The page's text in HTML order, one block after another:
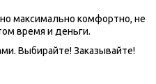
максимально комфортно, не
время и деньги.
Выбирайте! Заказывайте!